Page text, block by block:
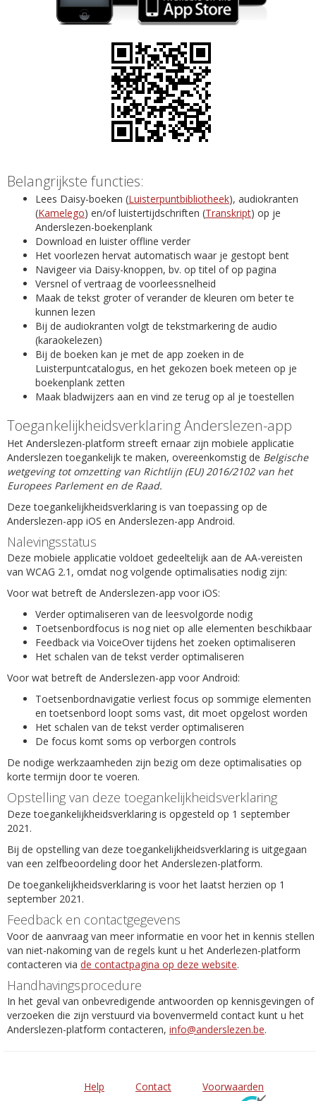
Belangrijkste functies:
Lees Daisy-boeken (Luisterpuntbibliotheek), audiokranten
(Kamelego) en/of luistertijdschriften (Transkript) op je
Anderslezen-boekenplank
Download en luister offline verder
Het voorlezen hervat automatisch waar je gestopt bent
Navigeer via Daisy-knoppen, bv. op titel of op pagina
Versnel of vertraag de voorleessnelheid
Maak de tekst groter of verander de kleuren om beter te
kunnen lezen
Bij de audiokranten volgt de tekstmarkering de audio
(karaokelezen)
Bij de boeken kan je met de app zoeken in de
Luisterpuntcatalogus, en het gekozen boek meteen op je
boekenplank zetten
Maak bladwijzers aan en vind ze terug op al je toestellen
Toegankelijkheidsverklaring Anderslezen-app
Het Anderslezen-platform streeft ernaar zijn mobiele applicatie
Anderslezen toegankelijk te maken, overeenkomstig de Belgische
wetgeving tot omzetting van Richtlijn (EU) 2016/2102 van het
Europees Parlement en de Raad.
Deze toegankelijkheidsverklaring is van toepassing op de
Anderslezen-app iOS en Anderslezen-app Android.
Nalevingsstatus
Deze mobiele applicatie voldoet gedeeltelijk aan de AA-vereisten
van WCAG 2.1, omdat nog volgende optimalisaties nodig zijn:
Voor wat betreft de Anderslezen-app voor iOS:
Verder optimaliseren van de leesvolgorde nodig
Toetsenbordfocus is nog niet op alle elementen beschikbaar
Feedback via VoiceOver tijdens het zoeken optimaliseren
Het schalen van de tekst verder optimaliseren
Voor wat betreft de Anderslezen-app voor Android:
Toetsenbordnavigatie verliest focus op sommige elementen
en toetsenbord loopt soms vast, dit moet opgelost worden
Het schalen van de tekst verder optimaliseren
De focus komt soms op verborgen controls
De nodige werkzaamheden zijn bezig om deze optimalisaties op
korte termijn door te voeren.
Opstelling van deze toegankelijkheidsverklaring
Deze toegankelijkheidsverklaring is opgesteld op 1 september
2021.
Bij de opstelling van deze toegankelijkheidsverklaring is uitgegaan
van een zelfbeoordeling door het Anderslezen-platform.
De toegankelijkheidsverklaring is voor het laatst herzien op 1
september 2021.
Feedback en contactgegevens
Voor de aanvraag van meer informatie en voor het in kennis stellen
van niet-nakoming van de regels kunt u het Anderlezen-platform
contacteren via de contactpagina op deze website.
Handhavingsprocedure
In het geval van onbevredigende antwoorden op kennisgevingen of
verzoeken die zijn verstuurd via bovenvermeld contact kunt u het
Anderslezen-platform contacteren, info@anderslezen.be.
Help Contact
Voorwaarden